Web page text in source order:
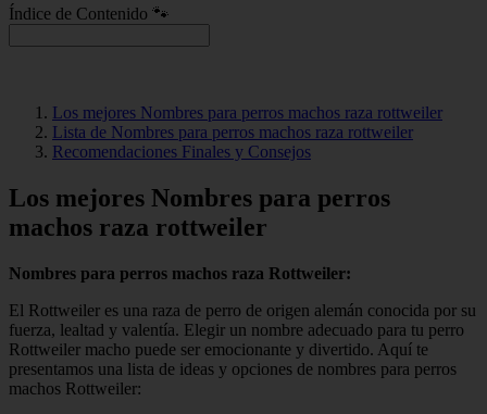
Índice de Contenido 🐾
Los mejores Nombres para perros machos raza rottweiler
Lista de Nombres para perros machos raza rottweiler
Recomendaciones Finales y Consejos
Los mejores Nombres para perros
machos raza rottweiler
Nombres para perros machos raza Rottweiler:
El Rottweiler es una raza de perro de origen alemán conocida por su
fuerza, lealtad y valentía. Elegir un nombre adecuado para tu perro
Rottweiler macho puede ser emocionante y divertido. Aquí te
presentamos una lista de ideas y opciones de nombres para perros
machos Rottweiler: